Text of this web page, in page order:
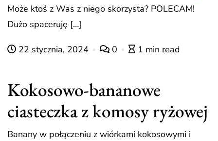
Może ktoś z Was z niego skorzysta? POLECAM!
Dużo spaceruję […]
22 stycznia, 2024 0 1 min read
Kokosowo-bananowe
ciasteczka z komosy ryżowej
Banany w połączeniu z wiórkami kokosowymi i